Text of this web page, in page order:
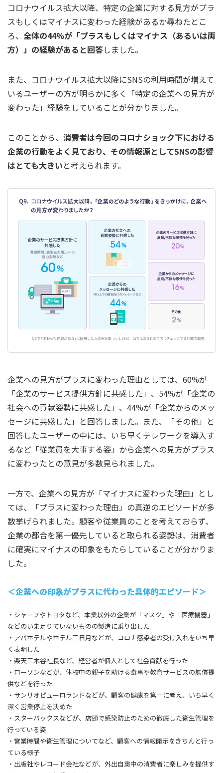
コロナウイルス拡大以降、特定の企業に対する見方がプラ
スもしくはマイナスに変わった経験があるか尋ねたとこ
ろ、 全体の44%が「プラスもしくはマイナス（あるいは両
方）」の経験があると回答しました。
また、コロナウイルス拡大以降にSNSの利用時間が増えて
いるユーザーの方が明らかに多く「特定の企業への見方が
変わった」経験をしていることが分かりました。
このことから、 消費者は今回のコロナショック下における
企業の行動をよく見ており、その情報源としてSNSの影響
はとても大きいと考えられます。
企業への見方がプラスに変わった理由としては、60%が
「企業のサービス提供方針に共感した」、54%が「企業の
社会への貢献姿勢に共感した」、44%が「企業からのメッ
セージに共感した」と回答しました。また、「その他」と
回答したユーザーの中には、いち早くテレワークを導入す
るなど「従業員を大事する姿」から企業への見方がプラス
に変わったとの意見が多数見られました。
一方で、企業への見方が「マイナスに変わった理由」とし
ては、「プラスに変わった理由」の真逆のエピソードが多
数挙げられました。顧客や従業員のことを考えておらず、
企業の都合を第一優先していると取られる姿勢は、消費者
に確実にマイナスの印象をもたらしていることが分かりま
した。
＜企業への印象がプラスに代わった具体的エピソード＞
・シャープやトヨタなど、本業以外の企業が「マスク」や「医療機器」
などのいま足りていないものの製造に乗り出した
・アパホテルやホテル三日月などが、コロナ感染者の受け入れをいち早
く表明した
・楽天三木谷社長など、経営者が個人として社会貢献を行った
・ローソンなどが、休校中の親子を助ける食事や教育サービスの無償提
供などを行った
・サンリオピューロランドなどが、顧客の健康を第一に考え、いち早く
潔く営業停止を決めた
・スターバックスなどが、店頭で感染防止のための徹底した衛生管理を
行っている姿
・営業時間や衛生管理についてなど、顧客への情報開示をきちんと行っ
ている様子
・出版社やレコード会社などが、外出自粛中の消費者に楽しみを提供す